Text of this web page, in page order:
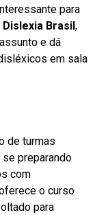
para
Dislexia Brasil,
e dá
em sala
de turmas
preparando
com
o curso
para